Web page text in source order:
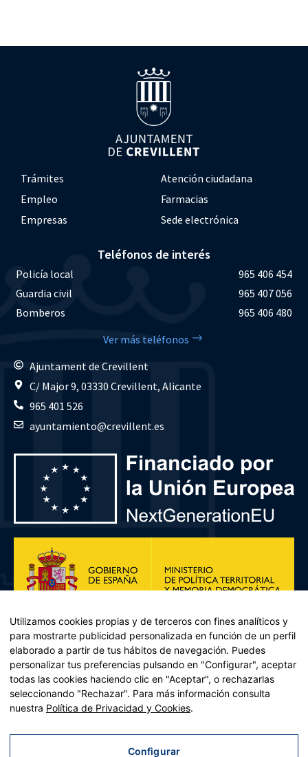
Trámites
Atención ciudadana
Empleo
Farmacias
Empresas
Sede electrónica
Teléfonos de interés
Policía local
965 406 454
Guardia civil
965 407 056
Bomberos
965 406 480
Ver más teléfonos
Ajuntament de Crevillent
C/ Major 9, 03330 Crevillent, Alicante
965 401 526
ayuntamiento@crevillent.es
Plan de Recuperación, Transformación y Resiliencia – Financiado por
Recuperación y resiliencia, establecido por el Reglamento (UE)
2021/241 del Parlamento Europeo y del Consejo, de 12 de febrero
Utilizamos cookies propias y de terceros con fines analíticos y
para mostrarte publicidad personalizada en función de un perfil
elaborado a partir de tus hábitos de navegación. Puedes
personalizar tus preferencias pulsando en "Configurar", aceptar
todas las cookies haciendo clic en "Aceptar", o rechazarlas
seleccionando "Rechazar". Para más información consulta
nuestra Política de Privacidad y Cookies.
Configurar